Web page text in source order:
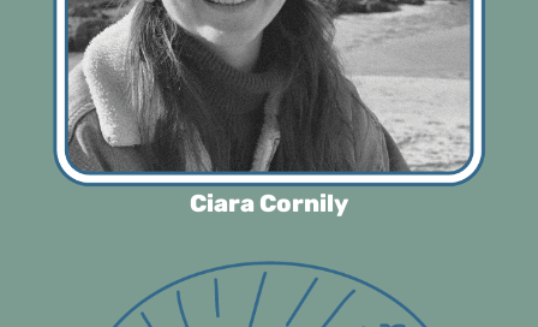
Ciara Cornily